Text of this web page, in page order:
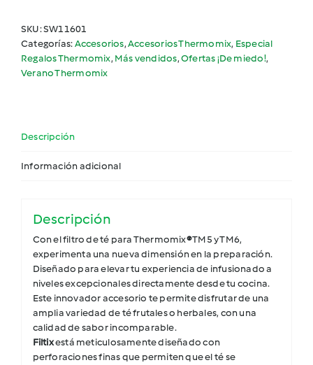
SKU:SW11601
Categorías:Accesorios,Accesorios Thermomix, Especial
Regalos Thermomix, Más vendidos,Ofertas ¡De miedo!,
Verano Thermomix
Descripción
Información adicional
Descripción
Con el filtro de té para Thermomix®TM5 y TM6,
experimenta una nueva dimensión en la preparación.
Diseñado para elevar tu experiencia de infusionado a
niveles excepcionales directamente desde tu cocina.
Este innovador accesorio te permite disfrutar de una
amplia variedad de té frutales o herbales, con una
calidad de sabor incomparable.
Filtixestá meticulosamente diseñado con
perforaciones finas que permiten que el té se